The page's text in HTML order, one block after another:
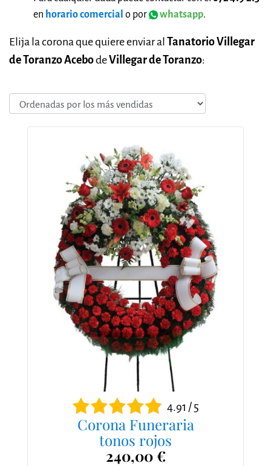
en horario comercial o por whatsapp.
Elija la corona que quiere enviar al Tanatorio Villegar
de Toranzo AcebodeVillegar de Toranzo:
4.91 / 5
Corona Funeraria
tonos rojos
240,00 €